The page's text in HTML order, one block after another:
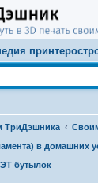
ТриДэшника
в домашних
бутылок